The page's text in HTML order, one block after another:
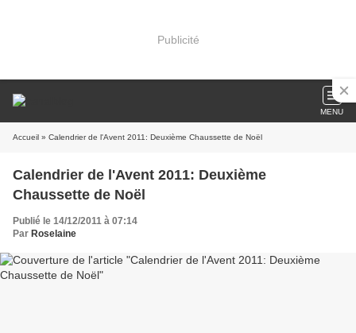
Publicité
MENU
Accueil » Calendrier de l'Avent 2011: Deuxième Chaussette de Noël
Calendrier de l'Avent 2011: Deuxième
Chaussette de Noël
Publié le 14/12/2011 à 07:14
Par Roselaine